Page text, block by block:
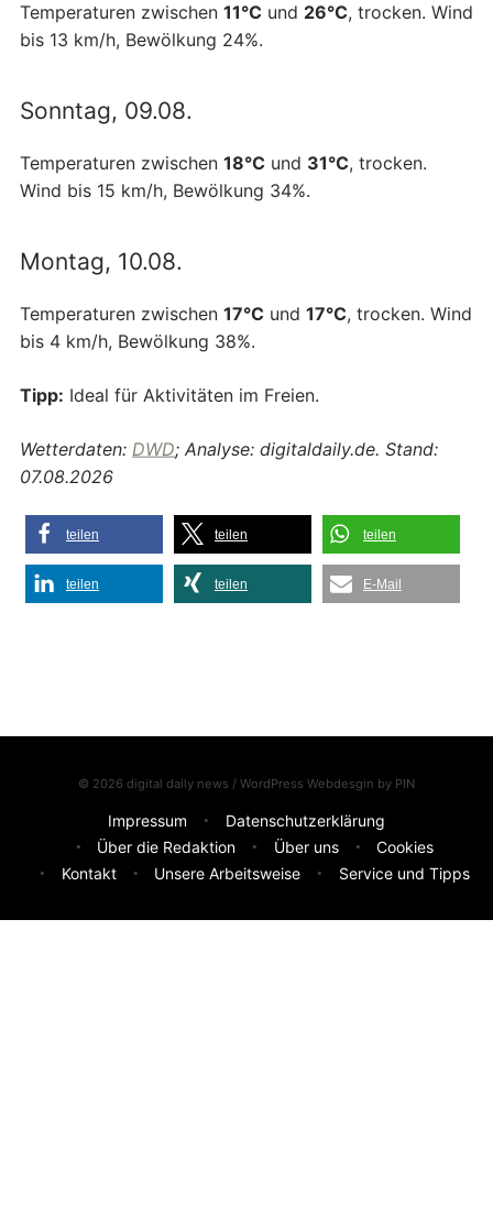
Temperaturen zwischen 11°C und 26°C, trocken. Wind
bis 13 km/h, Bewölkung 24%.
Sonntag, 09.08.
Temperaturen zwischen 18°C und 31°C, trocken.
Wind bis 15 km/h, Bewölkung 34%.
Montag, 10.08.
Temperaturen zwischen 17°C und 17°C, trocken. Wind
bis 4 km/h, Bewölkung 38%.
Tipp: Ideal für Aktivitäten im Freien.
Wetterdaten: DWD; Analyse: digitaldaily.de. Stand:
07.08.2026
teilen teilen teilen
teilen teilen E-Mail
© 2026 digital daily news / WordPress Webdesgin by PIN
Impressum
Datenschutzerklärung
Über die Redaktion
Über uns
Cookies
Kontakt
Unsere Arbeitsweise Service und Tipps